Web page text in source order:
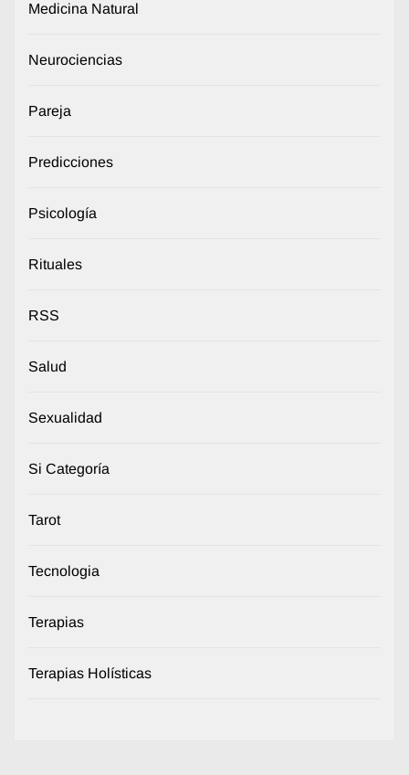
Medicina Natural
Neurociencias
Pareja
Predicciones
Psicología
Rituales
RSS
Salud
Sexualidad
Si Categoría
Tarot
Tecnologia
Terapias
Terapias Holísticas